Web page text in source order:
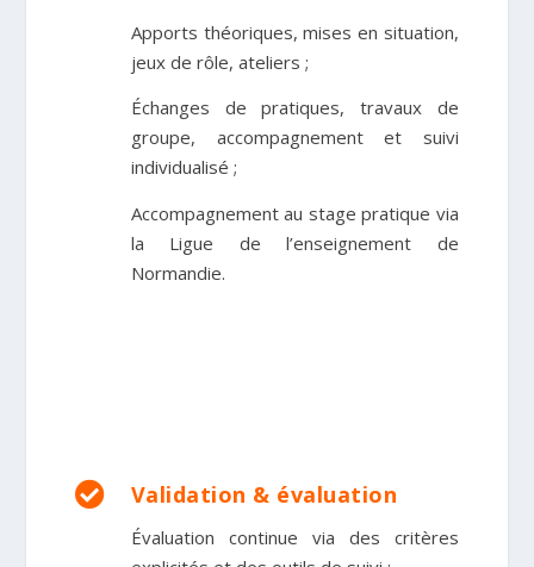
Apports théoriques, mises en situation,
jeux de rôle, ateliers ;
Échanges de pratiques, travaux de
groupe, accompagnement et suivi
individualisé ;
Accompagnement au stage pratique via
la Ligue de l’enseignement de
Normandie.
 Validation & évaluation
Évaluation continue via des critères